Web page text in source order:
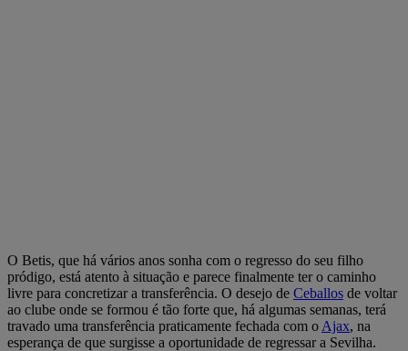
O Betis, que há vários anos sonha com o regresso do seu filho
pródigo, está atento à situação e parece finalmente ter o caminho
livre para concretizar a transferência. O desejo de Ceballos de voltar
ao clube onde se formou é tão forte que, há algumas semanas, terá
travado uma transferência praticamente fechada com o Ajax, na
esperança de que surgisse a oportunidade de regressar a Sevilha.